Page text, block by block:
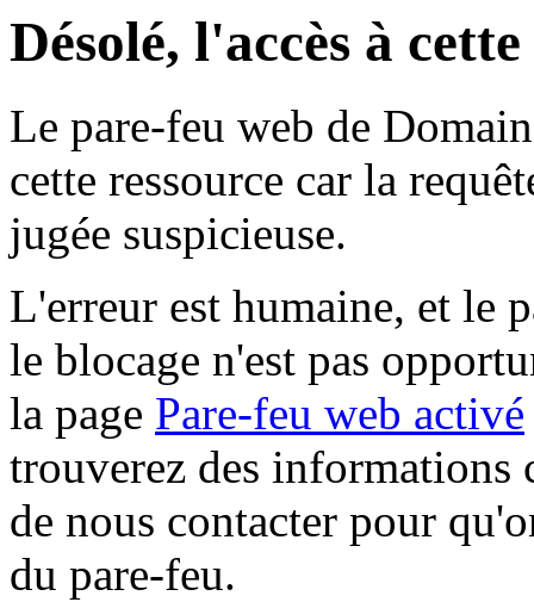
Désolé, l'accès à
Le pare-feu web de
cette ressource car la
jugée suspicieuse.
L'erreur est humaine, et le
le blocage n'est pas
la page Pare-feu web activé
trouverez des informations
de nous contacter pour
du pare-feu.